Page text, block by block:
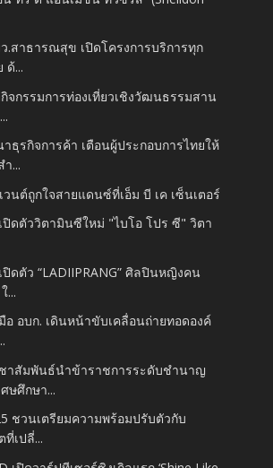
.สาธารณสุข เปิดโครงการบริการทุก
ด้...
จกรรมการท่องเที่ยวเชิงวัฒนธรรมสาน
ธุรกิจการค้า เตือนผู้ประกอบการไทยให้
...
วนต์ถูกใจสายแดนซ์ที่เอ็ม บี เค เซ็นเตอร์
ปิดตัววิตามินซีใหม่ "ไบโอ โปร ซี" วิตา
ปิดตัว “LADIIPRANG” ศิลปินหญิงคน
...
อ อบก. เดินหน้าขับเคลื่อนถ่ายทอดองค์
าสัมพันธ์นำข้าราชการระดับชำนาญ
ษศึกษา...
ชวนเตรียมความพร้อมปรับตัวกับ
เปลี่...